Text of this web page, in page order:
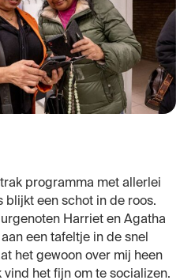
programma met allerlei
blijkt een schot in de roos.
Harriet en Agatha
een tafeltje in de snel
het gewoon over mij heen
vind het fijn om te socializen.